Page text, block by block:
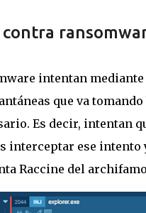
intentan mediante
que va
Es decir, intentan
interceptar ese
Raccine del